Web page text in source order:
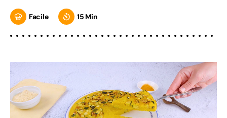
Facile 15 Min